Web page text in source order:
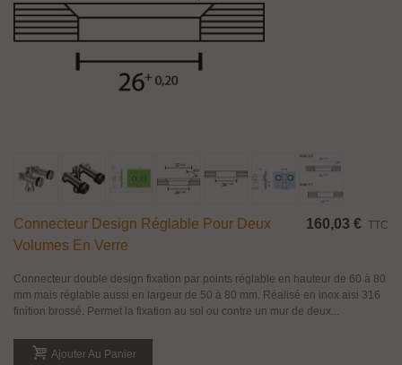
Connecteur Design Réglable Pour Deux
Volumes En Verre
160,03 € TTC
Connecteur double design fixation par points réglable en hauteur de 60 à 80
mm mais réglable aussi en largeur de 50 à 80 mm. Réalisé en inox aisi 316
finition brossé. Permet la fixation au sol ou contre un mur de deux...
Ajouter Au Panier